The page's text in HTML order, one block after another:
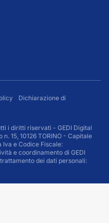
Dichiarazione di
i diritti riservati - GEDI Digital
15, 10126 TORINO - Capitale
Iva e Codice Fiscale:
e coordinamento di GEDI
dei dati personali: